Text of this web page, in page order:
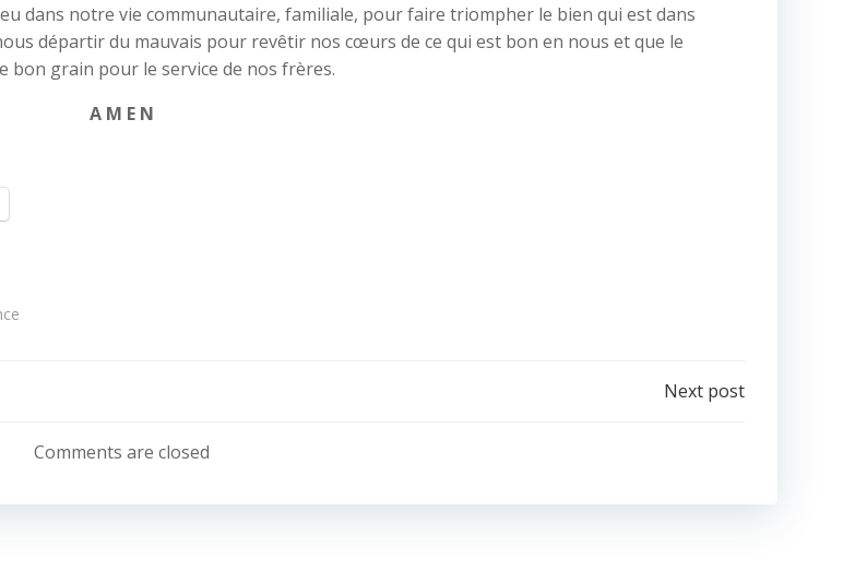
dans notre vie communautaire, familiale, pour faire triompher le bien qui est dans
départir du mauvais pour revêtir nos cœurs de ce qui est bon en nous et que le
bon grain pour le service de nos frères.
A M E N
de
l’article
Next post
Comments are closed